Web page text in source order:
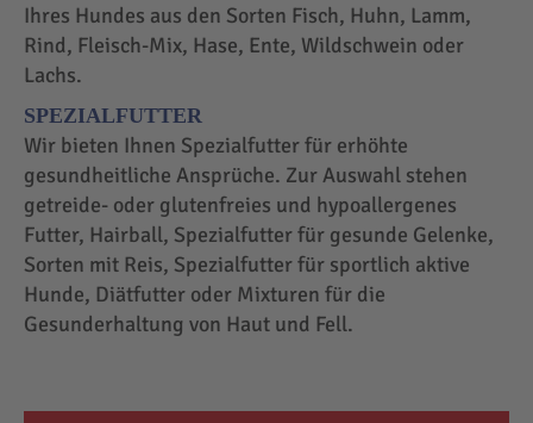
Ihres Hundes aus den Sorten Fisch, Huhn, Lamm,
Rind, Fleisch-Mix, Hase, Ente, Wildschwein oder
Lachs.
SPEZIALFUTTER
Wir bieten Ihnen Spezialfutter für erhöhte
gesundheitliche Ansprüche. Zur Auswahl stehen
getreide- oder glutenfreies und hypoallergenes
Futter, Hairball, Spezialfutter für gesunde Gelenke,
Sorten mit Reis, Spezialfutter für sportlich aktive
Hunde, Diätfutter oder Mixturen für die
Gesunderhaltung von Haut und Fell.